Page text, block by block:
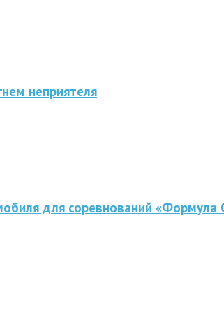
неприятеля
для соревнований «Формула